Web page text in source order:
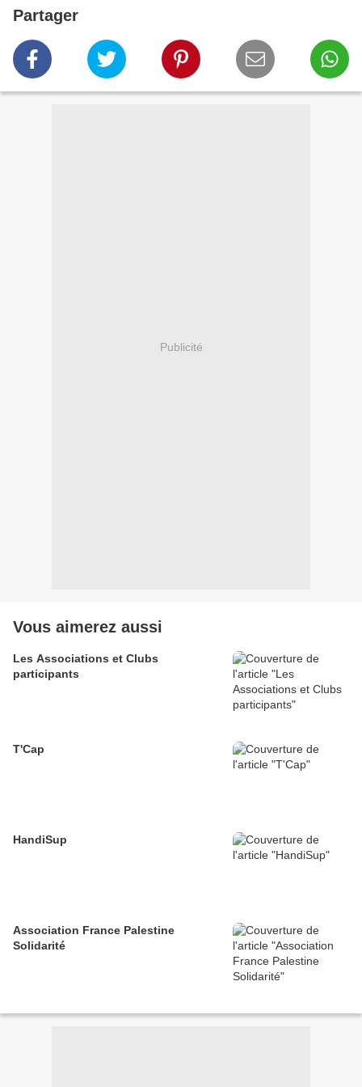
Partager
Publicité
Vous aimerez aussi
Les Associations et Clubs
participants
T'Cap
HandiSup
Association France Palestine
Solidarité